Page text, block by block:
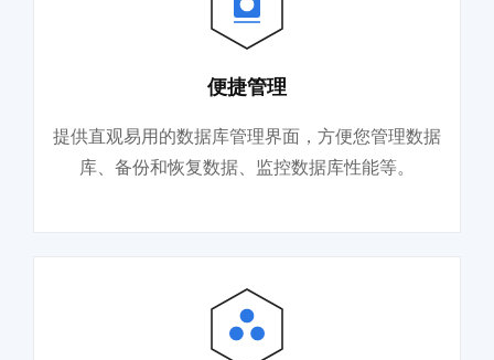
便捷管理
提供直观易用的数据库管理界面，方便您管理数据
库、备份和恢复数据、监控数据库性能等。